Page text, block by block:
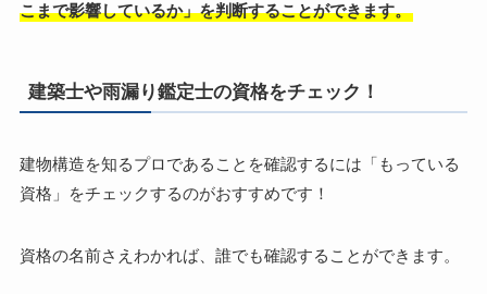
こまで影響しているか」を判断することができます。
建築士や雨漏り鑑定士の資格をチェック！
建物構造を知るプロであることを確認するには「もっている
資格」をチェックするのがおすすめです！
資格の名前さえわかれば、誰でも確認することができます。